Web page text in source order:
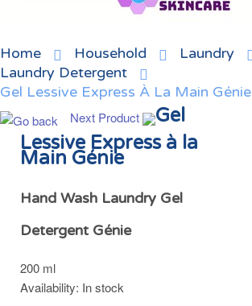
Home Household
Laundry
Laundry Detergent
Gel Lessive Express À La Main Génie
Next Product
Gel
Lessive Express à la
Main Génie
Hand Wash Laundry Gel
Detergent Génie
200 ml
Availability: In stock